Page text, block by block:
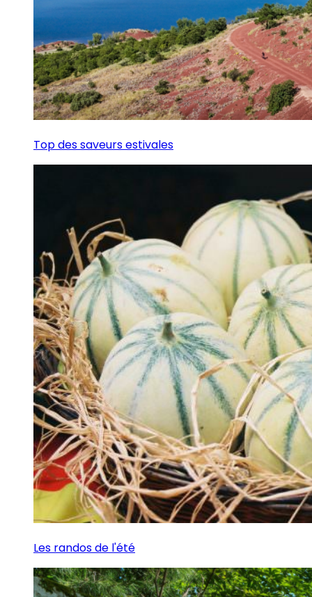
Top des saveurs estivales
Les randos de l'été